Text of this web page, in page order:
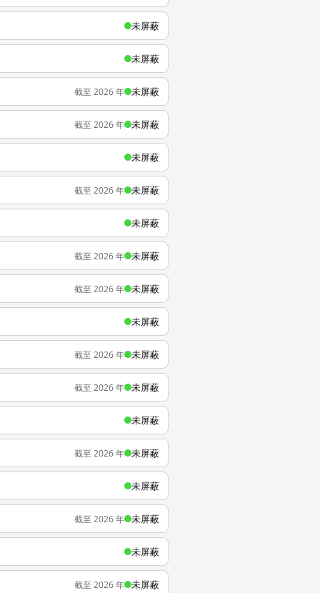
未屏蔽
未屏蔽
截至 2026 年 未屏蔽
截至 2026 年 未屏蔽
未屏蔽
截至 2026 年 未屏蔽
未屏蔽
截至 2026 年 未屏蔽
截至 2026 年 未屏蔽
未屏蔽
截至 2026 年 未屏蔽
截至 2026 年 未屏蔽
未屏蔽
截至 2026 年 未屏蔽
未屏蔽
截至 2026 年 未屏蔽
未屏蔽
截至 2026 年 未屏蔽